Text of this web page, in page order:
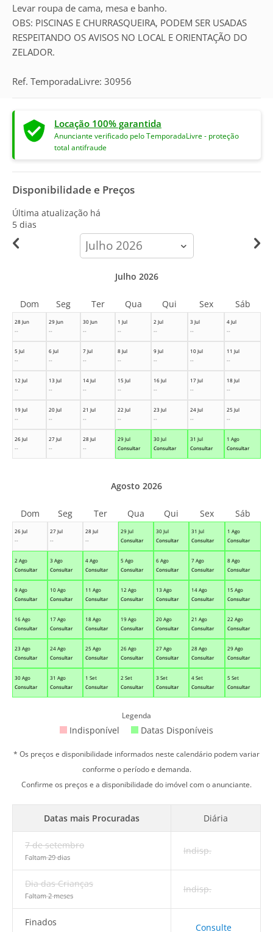
Levar roupa de cama, mesa e banho.
OBS: PISCINAS E CHURRASQUEIRA, PODEM SER USADAS
RESPEITANDO OS AVISOS NO LOCAL E ORIENTAÇÃO DO
ZELADOR.
Ref. TemporadaLivre: 30956
Locação 100% garantida
Anunciante verificado pelo TemporadaLivre - proteção
total antifraude
Disponibilidade e Preços
Última atualização há
5 dias
calendar-
month
28 Jun
--
29 Jun
--
30 Jun
--
1 Jul
--
2 Jul
--
3 Jul
--
4 Jul
--
5 Jul
--
6 Jul
--
7 Jul
--
8 Jul
--
9 Jul
--
10 Jul
--
11 Jul
--
12 Jul
--
13 Jul
--
14 Jul
--
15 Jul
--
16 Jul
--
17 Jul
--
18 Jul
--
19 Jul
--
20 Jul
--
21 Jul
--
22 Jul
--
23 Jul
--
24 Jul
--
25 Jul
--
26 Jul
--
27 Jul
--
28 Jul
--
29 Jul
Consultar
30 Jul
Consultar
31 Jul
Consultar
1 Ago
Consultar
Julho 2026
Dom Seg Ter Qua Qui Sex Sáb
26 Jul
--
27 Jul
--
28 Jul
--
29 Jul
Consultar
30 Jul
Consultar
31 Jul
Consultar
1 Ago
Consultar
2 Ago
Consultar
3 Ago
Consultar
4 Ago
Consultar
5 Ago
Consultar
6 Ago
Consultar
7 Ago
Consultar
8 Ago
Consultar
9 Ago
Consultar
10 Ago
Consultar
11 Ago
Consultar
12 Ago
Consultar
13 Ago
Consultar
14 Ago
Consultar
15 Ago
Consultar
16 Ago
Consultar
17 Ago
Consultar
18 Ago
Consultar
19 Ago
Consultar
20 Ago
Consultar
21 Ago
Consultar
22 Ago
Consultar
23 Ago
Consultar
24 Ago
Consultar
25 Ago
Consultar
26 Ago
Consultar
27 Ago
Consultar
28 Ago
Consultar
29 Ago
Consultar
30 Ago
Consultar
31 Ago
Consultar
1 Set
Consultar
2 Set
Consultar
3 Set
Consultar
4 Set
Consultar
5 Set
Consultar
Agosto 2026
Dom Seg Ter Qua Qui Sex Sáb
Legenda
Indisponível Datas Disponíveis
* Os preços e disponibilidade informados neste calendário podem variar
conforme o período e demanda.
Confirme os preços e a disponibilidade do imóvel com o anunciante.
Datas mais Procuradas Diária
7 de setembro
Faltam 29 dias
Indisp.
Dia das Crianças
Faltam 2 meses
Indisp.
Finados Consulte